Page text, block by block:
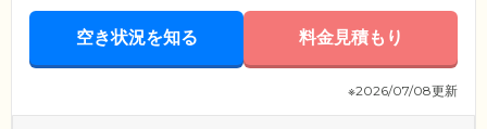
空き状況を知る 料金見積もり
※2026/07/08更新